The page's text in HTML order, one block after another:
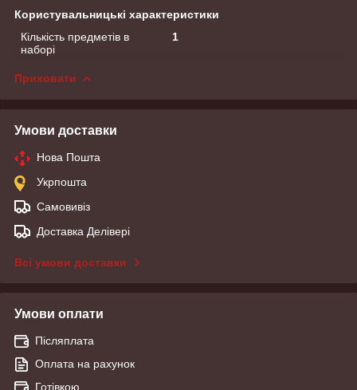
Користувальницькі характеристики
Кількість предметів в
наборі
1
Приховати
Умови доставки
Нова Пошта
Укрпошта
Самовивіз
Доставка Делівері
Всі умови доставки
Умови оплати
Післяплата
Оплата на рахунок
Готівкою